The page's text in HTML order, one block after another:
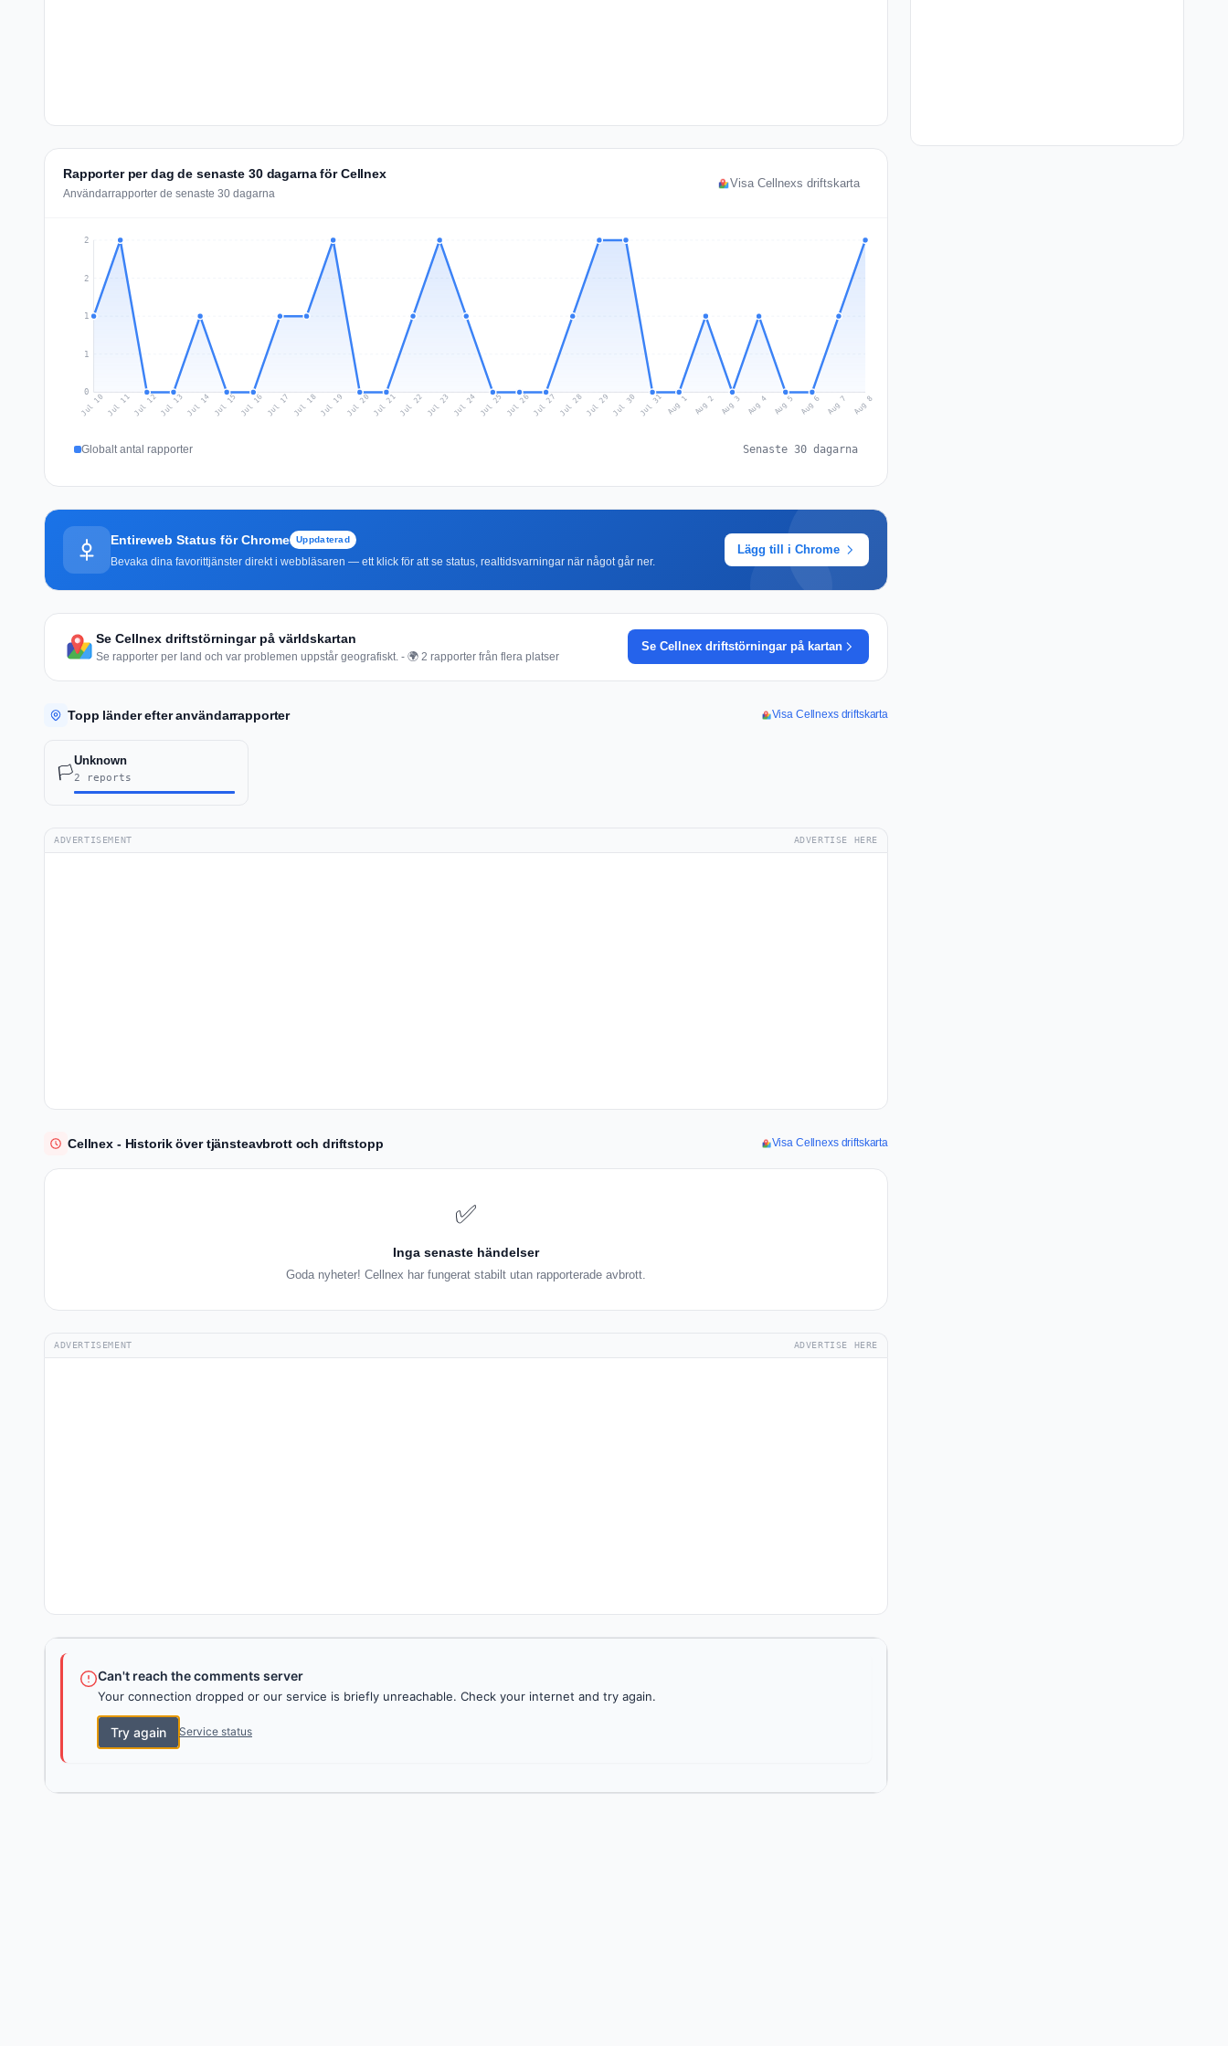
Rapporter per dag de senaste 30 dagarna för Cellnex
Användarrapporter de senaste 30 dagarna
Visa Cellnexs driftskarta
0
1
1
2
2
Jul 10 Jul 11Jul 12Jul 13 Jul 14 Jul 15 Jul 16 Jul 17 Jul 18Jul 19 Jul 20 Jul 21Jul 22 Jul 23 Jul 24 Jul 25 Jul 26Jul 27 Jul 28Jul 29 Jul 30 Jul 31 Aug 1 Aug 2 Aug 3 Aug 4 Aug 5 Aug 6 Aug 7 Aug 8
Globalt antal rapporter Senaste 30 dagarna
Entireweb Status för Chrome Uppdaterad
Bevaka dina favorittjänster direkt i webbläsaren — ett klick för att se status, realtidsvarningar när något går ner.
Lägg till i Chrome
Se Cellnex driftstörningar på världskartan
Se rapporter per land och var problemen uppstår geografiskt. - 🌍 2 rapporter från flera platser
Se Cellnex driftstörningar på kartan
Topp länder efter användarrapporter Visa Cellnexs driftskarta
🏳️
Unknown
2 reports
ADVERTISEMENT ADVERTISE HERE
Cellnex - Historik över tjänsteavbrott och driftstopp Visa Cellnexs driftskarta
✅
Inga senaste händelser
Goda nyheter! Cellnex har fungerat stabilt utan rapporterade avbrott.
ADVERTISEMENT ADVERTISE HERE
Can't reach the comments server
Your connection dropped or our service is briefly unreachable. Check your internet and try again.
Try again Service status